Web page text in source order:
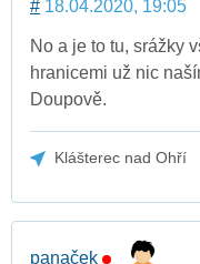
# 18.04.2020, 19:05
No a je to tu, srážky
hranicemi už nic
Doupově.
Klášterec nad Ohří
panaček